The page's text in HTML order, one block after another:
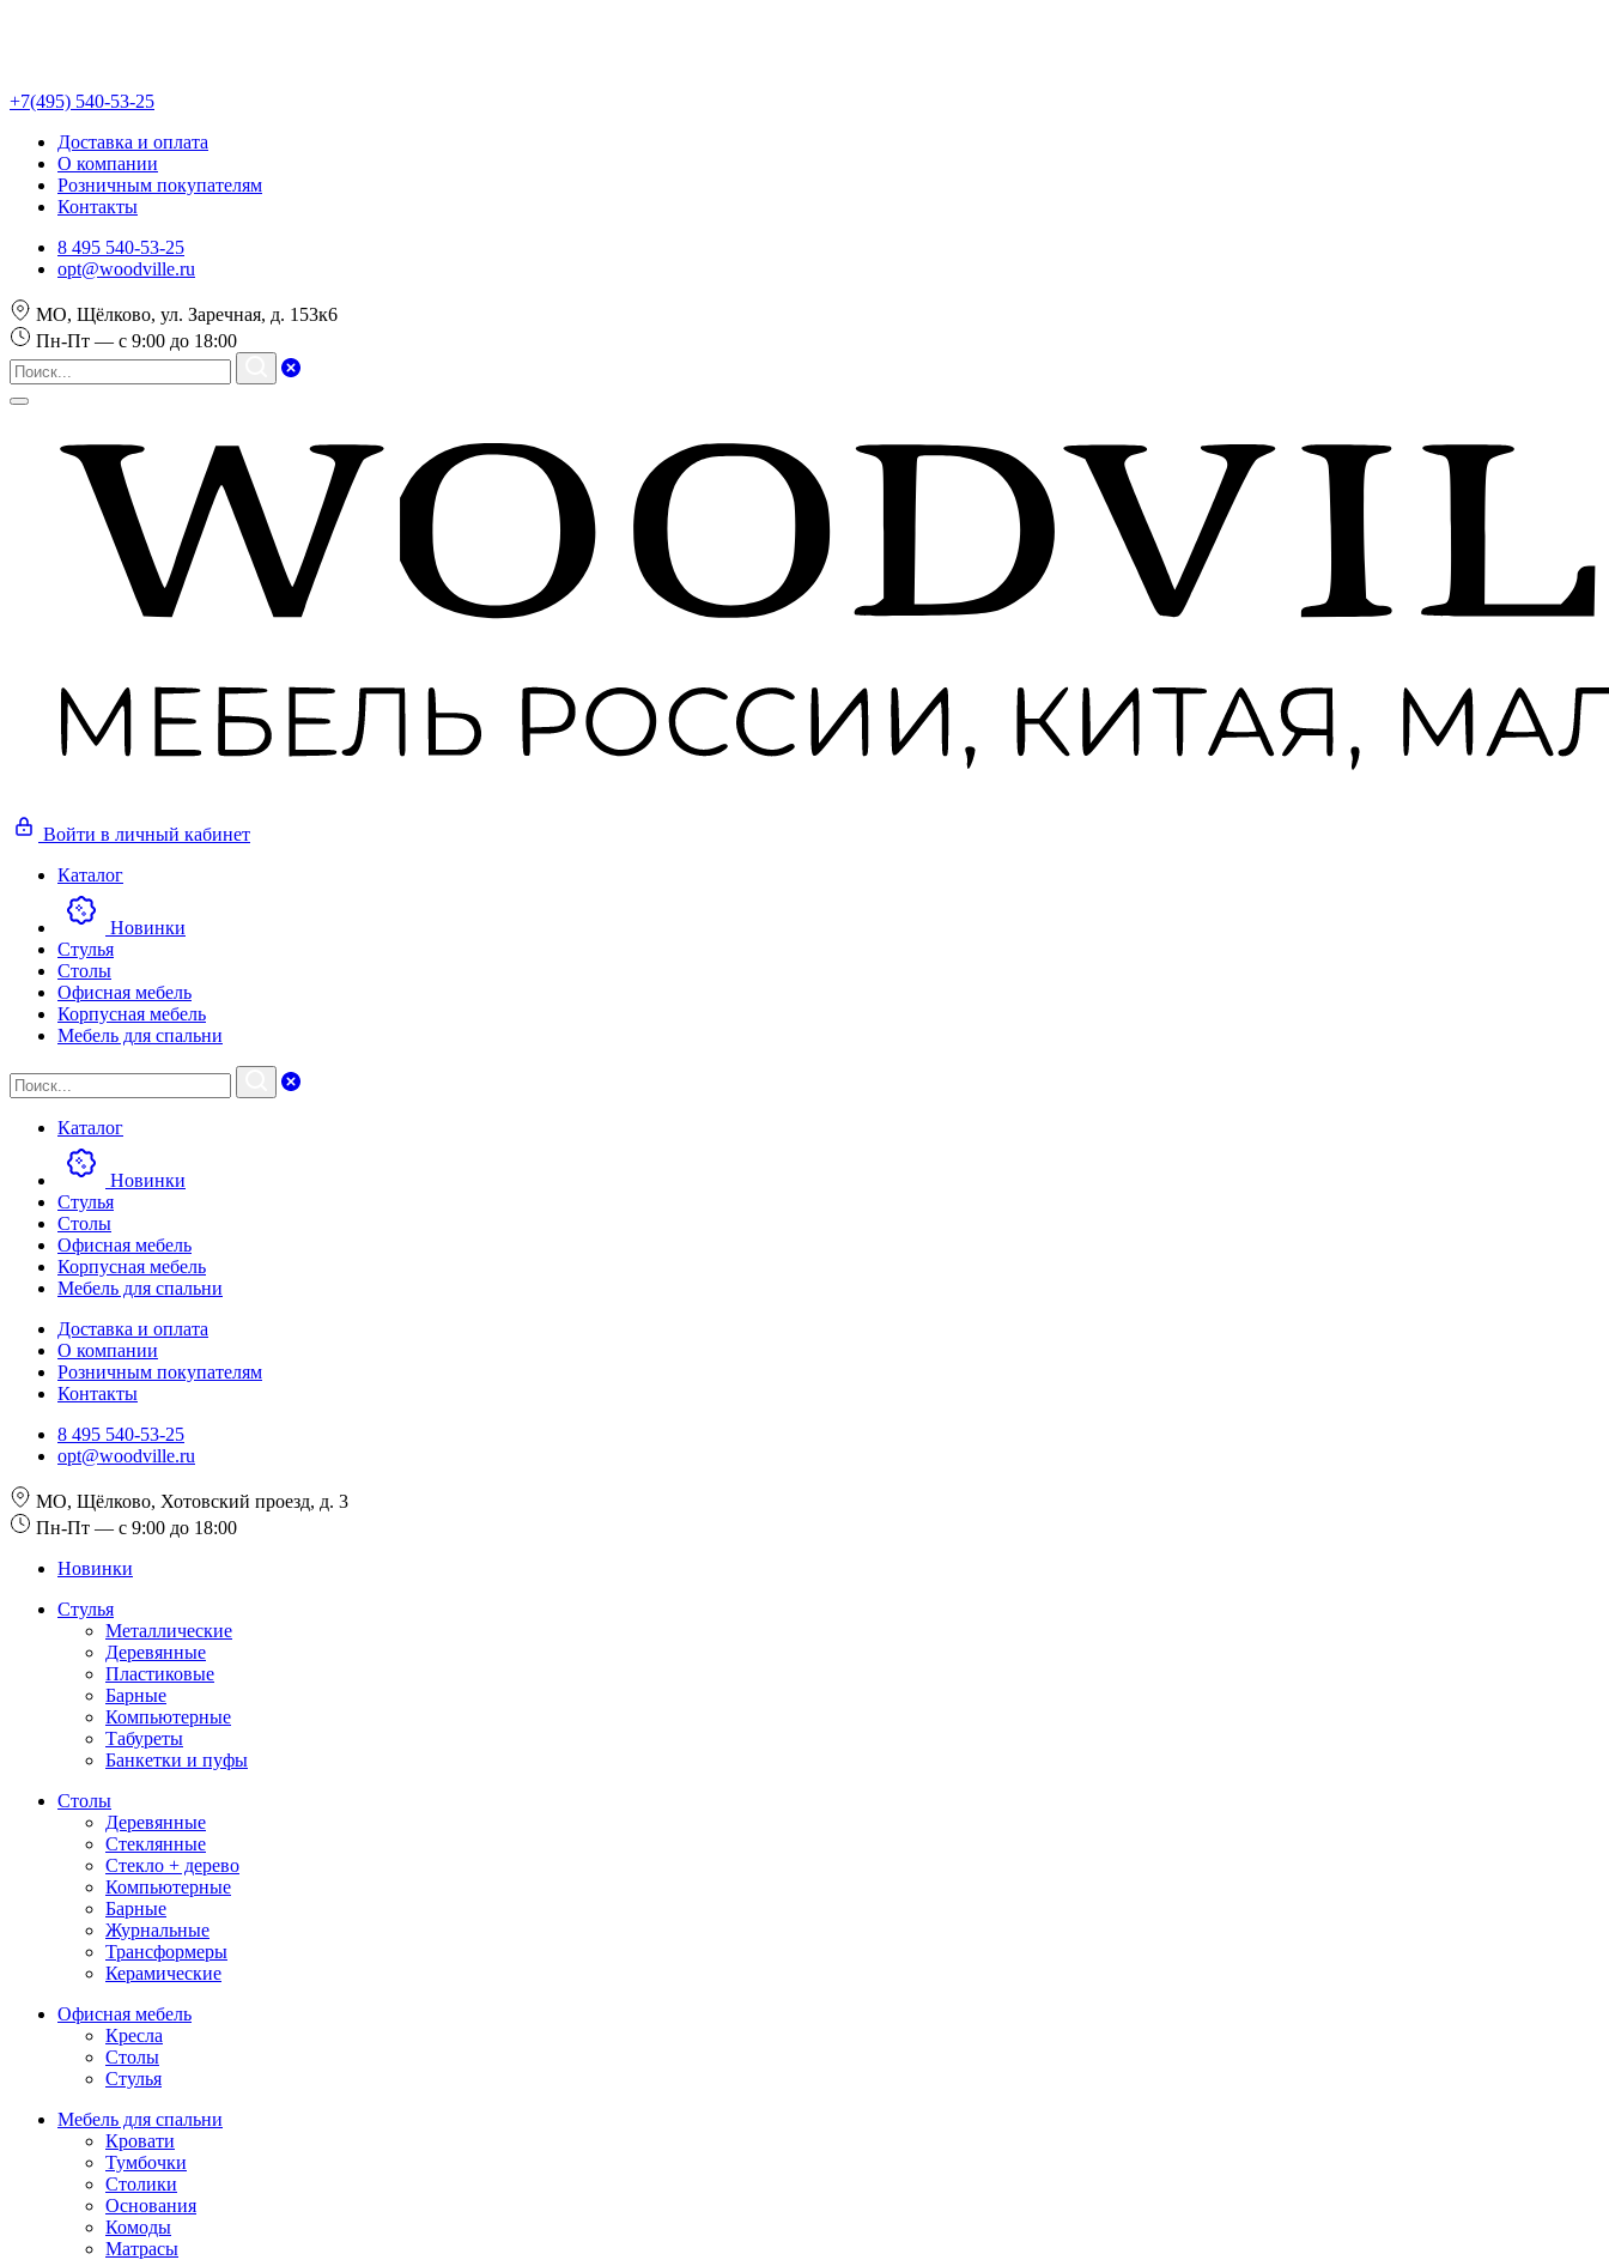
+7(495) 540-53-25
Доставка и оплата
О компании
Розничным покупателям
Контакты
8 495 540-53-25
opt@woodville.ru
МО, Щёлково, ул. Заречная, д. 153к6
Пн-Пт — с 9:00 до 18:00
Войти в личный кабинет
Каталог
Новинки
Стулья
Столы
Офисная мебель
Корпусная мебель
Мебель для спальни
Каталог
Новинки
Стулья
Столы
Офисная мебель
Корпусная мебель
Мебель для спальни
Доставка и оплата
О компании
Розничным покупателям
Контакты
8 495 540-53-25
opt@woodville.ru
МО, Щёлково, Хотовский проезд, д. 3
Пн-Пт — с 9:00 до 18:00
Новинки
Стулья
Металлические
Деревянные
Пластиковые
Барные
Компьютерные
Табуреты
Банкетки и пуфы
Столы
Деревянные
Стеклянные
Стекло + дерево
Компьютерные
Барные
Журнальные
Трансформеры
Керамические
Офисная мебель
Кресла
Столы
Стулья
Мебель для спальни
Кровати
Тумбочки
Столики
Основания
Комоды
Матрасы